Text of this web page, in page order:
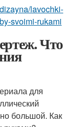
lavochki-
svoimi-rukami
Что
для
большой. Как